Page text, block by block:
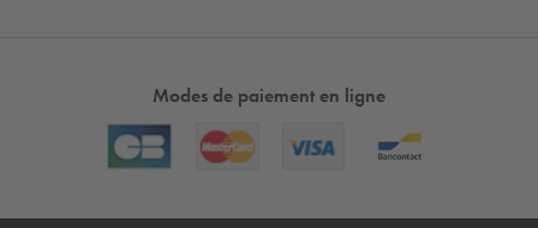
Modes de paiement en ligne